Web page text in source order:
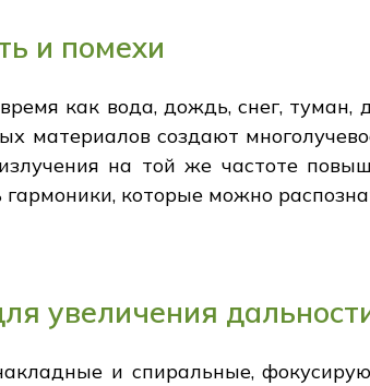
и помехи
как вода, дождь, снег,
материалов создают
на той же частоте
которые можно
увеличения
и спиральные,